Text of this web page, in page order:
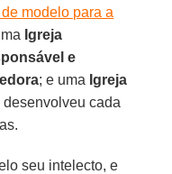
modelo para a
Igreja
e
; e uma Igreja
desenvolveu cada
seu intelecto, e